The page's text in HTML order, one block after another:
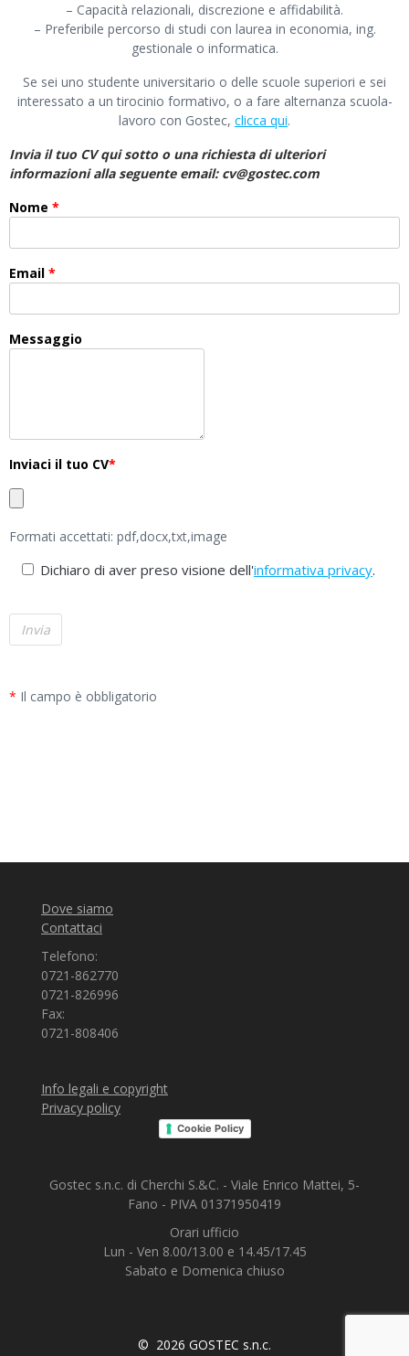
– Capacità relazionali, discrezione e affidabilità.
– Preferibile percorso di studi con laurea in economia, ing.
gestionale o informatica.
Se sei uno studente universitario o delle scuole superiori e sei
interessato a un tirocinio formativo, o a fare alternanza scuola-
lavoro con Gostec, clicca qui.
Invia il tuo CV qui sotto o una richiesta di ulteriori
informazioni alla seguente email: cv@gostec.com
Nome *
Email *
Messaggio
Inviaci il tuo CV*
Formati accettati: pdf,docx,txt,image
Dichiaro di aver preso visione dell'informativa privacy.
* Il campo è obbligatorio
Dove siamo
Contattaci
Telefono:
0721-862770
0721-826996
Fax:
0721-808406
Info legali e copyright
Privacy policy
Cookie Policy
Gostec s.n.c. di Cherchi S.&C. - Viale Enrico Mattei, 5-
Fano - PIVA 01371950419
Orari ufficio
Lun - Ven 8.00/13.00 e 14.45/17.45
Sabato e Domenica chiuso
© 2026 GOSTEC s.n.c.